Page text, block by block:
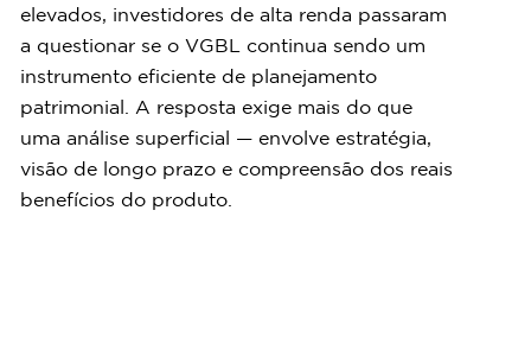
elevados, investidores de alta renda passaram
a questionar se o VGBL continua sendo um
instrumento eficiente de planejamento
patrimonial. A resposta exige mais do que
uma análise superficial — envolve estratégia,
visão de longo prazo e compreensão dos reais
benefícios do produto.